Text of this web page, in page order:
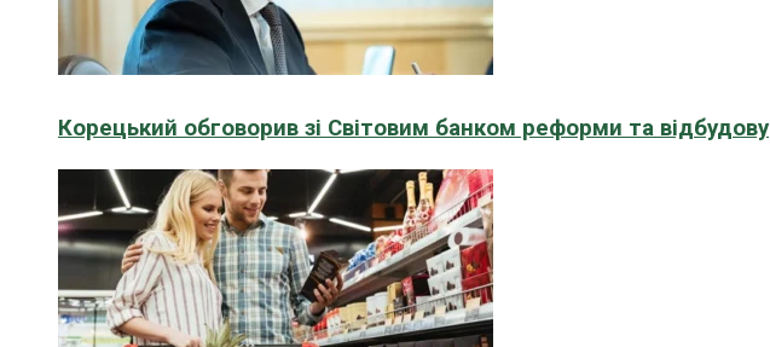
Корецький обговорив зі Світовим банком реформи та відбудову